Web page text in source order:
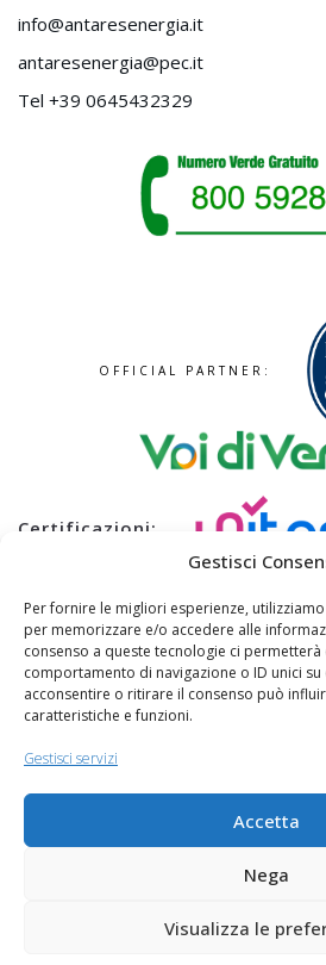
Gestisci
Per fornire le migliori esperienze,
per memorizzare e/o accedere alle
consenso a queste tecnologie ci
comportamento di navigazione o ID unici
acconsentire o ritirare il consenso può
caratteristiche e funzioni.
Gestisci servizi
Accetta
Nega
Visualizza le
info@antaresenergia.it
antaresenergia@pec.it
Tel +39 0645432329
OFFICIAL PARTNER:
Certificazioni:
Copyright 2026 Antares Energia
- P.Iva / CF: 12319781006 - REA
500.000 €